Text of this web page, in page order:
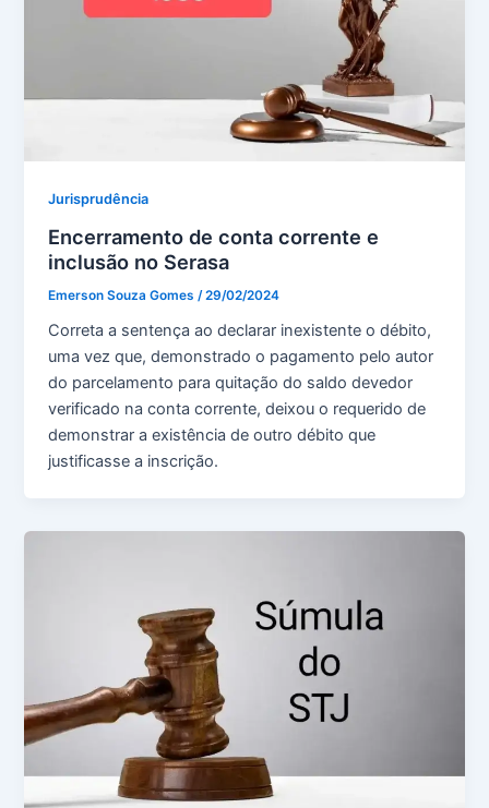
Jurisprudência
Encerramento de conta corrente e
inclusão no Serasa
Emerson Souza Gomes /29/02/2024
Correta a sentença ao declarar inexistente o débito,
uma vez que, demonstrado o pagamento pelo autor
do parcelamento para quitação do saldo devedor
verificado na conta corrente, deixou o requerido de
demonstrar a existência de outro débito que
justificasse a inscrição.